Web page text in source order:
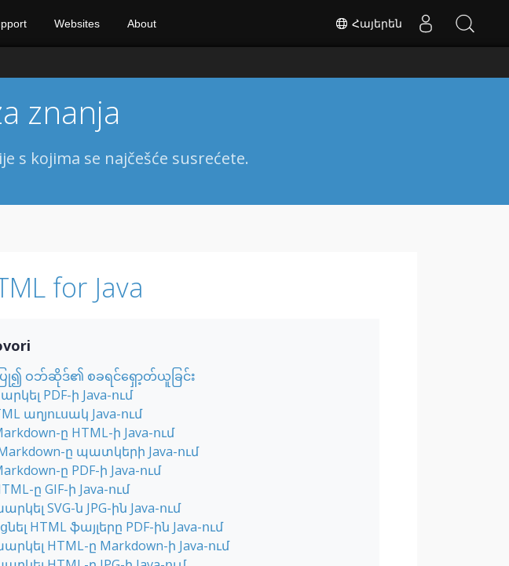
Հայերեն
Websites About
znanja
s kojima se najčešće susrećete.
for Java
ြု၍ ဝဘ်ဆိုဒ်၏ စခရင်ရှော့တ်ယူခြင်း
PDF-ի Java-ում
աղյուսակ Java-ում
ը HTML-ի Java-ում
ը պատկերի Java-ում
ը PDF-ի Java-ում
ը GIF-ի Java-ում
SVG-ն JPG-ին Java-ում
HTML ֆայլերը PDF-ին Java-ում
HTML-ը Markdown-ի Java-ում